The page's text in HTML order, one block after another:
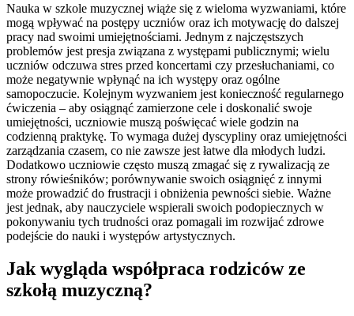
Nauka w szkole muzycznej wiąże się z wieloma wyzwaniami, które
mogą wpływać na postępy uczniów oraz ich motywację do dalszej
pracy nad swoimi umiejętnościami. Jednym z najczęstszych
problemów jest presja związana z występami publicznymi; wielu
uczniów odczuwa stres przed koncertami czy przesłuchaniami, co
może negatywnie wpłynąć na ich występy oraz ogólne
samopoczucie. Kolejnym wyzwaniem jest konieczność regularnego
ćwiczenia – aby osiągnąć zamierzone cele i doskonalić swoje
umiejętności, uczniowie muszą poświęcać wiele godzin na
codzienną praktykę. To wymaga dużej dyscypliny oraz umiejętności
zarządzania czasem, co nie zawsze jest łatwe dla młodych ludzi.
Dodatkowo uczniowie często muszą zmagać się z rywalizacją ze
strony rówieśników; porównywanie swoich osiągnięć z innymi
może prowadzić do frustracji i obniżenia pewności siebie. Ważne
jest jednak, aby nauczyciele wspierali swoich podopiecznych w
pokonywaniu tych trudności oraz pomagali im rozwijać zdrowe
podejście do nauki i występów artystycznych.
Jak wygląda współpraca rodziców ze
szkołą muzyczną?